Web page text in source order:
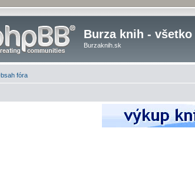
Burza knih -
Burzaknih.sk
fóra